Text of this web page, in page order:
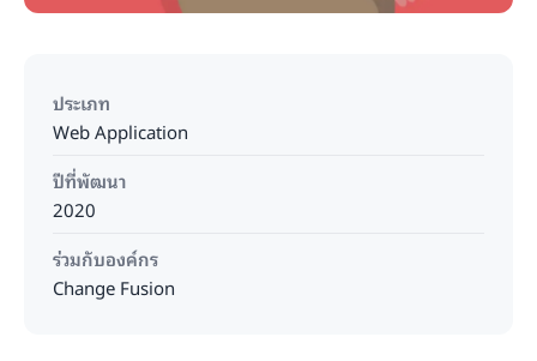
ประเภท
Web Application
ปีที่พัฒนา
2020
ร่วมกับองค์กร
Change Fusion